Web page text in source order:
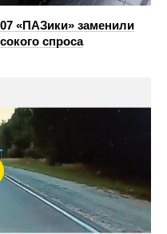
«ПАЗики» заменили
спроса